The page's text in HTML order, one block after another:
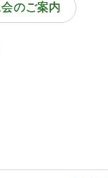
のご案内